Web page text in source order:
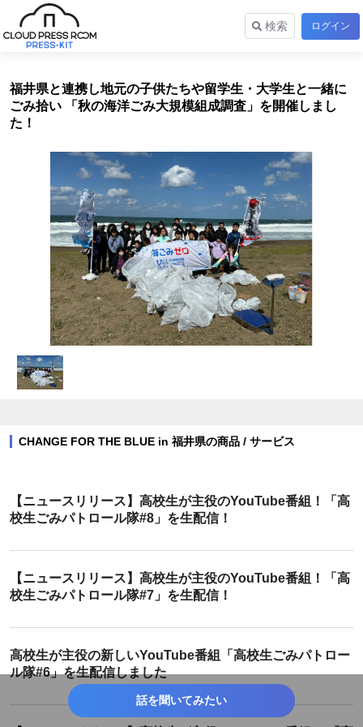
検索 ログイン
福井県と連携し地元の子供たちや留学生・大学生と一緒に
ごみ拾い 「秋の海洋ごみ大規模組成調査」を開催しまし
た！
CHANGE FOR THE BLUE in 福井県の商品 / サービス
【ニュースリリース】高校生が主役のYouTube番組！「高
校生ごみパトロール隊#8」を生配信！
【ニュースリリース】高校生が主役のYouTube番組！「高
校生ごみパトロール隊#7」を生配信！
高校生が主役の新しいYouTube番組「高校生ごみパトロー
ル隊#6」を生配信しました
話を聞いてみたい